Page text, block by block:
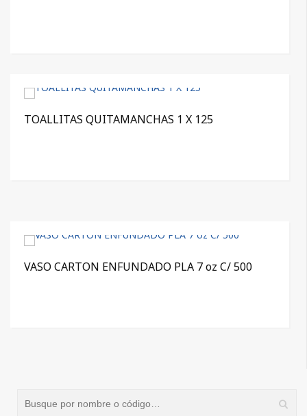
TOALLITAS QUITAMANCHAS 1 X 125
VASO CARTON ENFUNDADO PLA 7 oz C/ 500